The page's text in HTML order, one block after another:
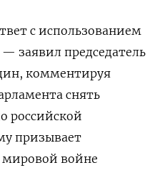
с использованием
заявил председатель
комментируя
снять
российской
призывает
мировой войне